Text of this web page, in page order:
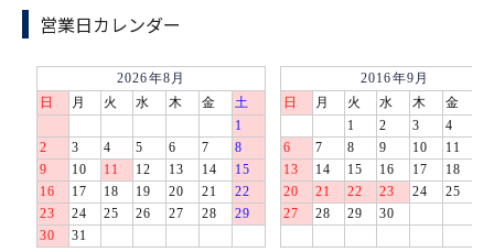
営業日カレンダー